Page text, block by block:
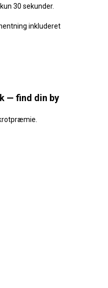
30 sekunder.
inkluderet
— find din by